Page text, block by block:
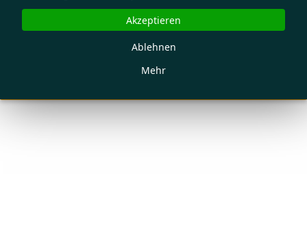
Mehr
Ablehnen
Akzeptieren